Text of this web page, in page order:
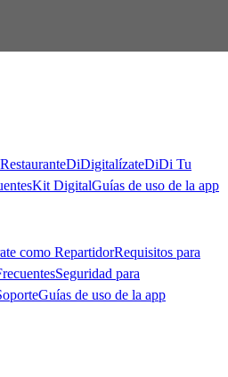
DiDigitalízateDiDi Tu
Kit DigitalGuías de uso de la app
como RepartidorRequisitos para
Seguridad para
Guías de uso de la app